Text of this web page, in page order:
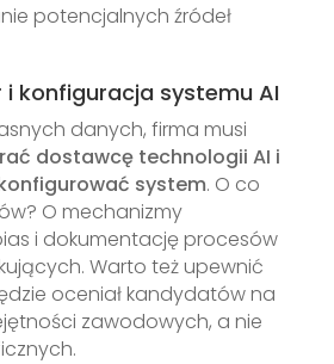
potencjalnych źródeł
i konfiguracja systemu AI
danych, firma musi
dostawcę technologii AI i
system. O co
O mechanizmy
i dokumentację procesów
Warto też upewnić
oceniał kandydatów na
zawodowych, a nie